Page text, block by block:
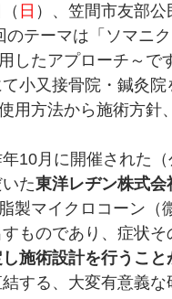
日 ）、笠間市友部
のテーマは「ソマニ
したアプローチ～で
小又接骨院・鍼灸
用方法から施術方針
10月に開催された
た東洋レヂン株式会
製マイクロコーン（
ものであり、症状
施術設計を行うこと
する、大変有意義